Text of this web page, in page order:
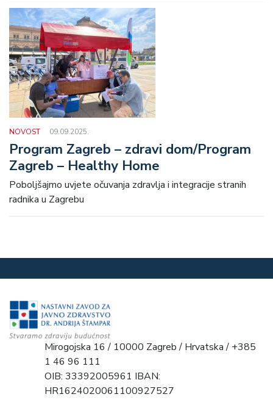
NOVOST 09.09.2025.
Program Zagreb – zdravi dom/Program
Zagreb – Healthy Home
Poboljšajmo uvjete očuvanja zdravlja i integracije stranih
radnika u Zagrebu
Mirogojska 16 / 10000 Zagreb / Hrvatska / +385
1 46 96 111
OIB: 33392005961 IBAN:
HR1624020061100927527